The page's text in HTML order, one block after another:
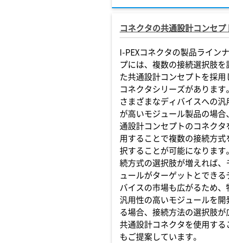
コネクタの共通設計コンセプ
I-PEXコネクタの製品ライン
プには、複数の接続選択肢を
た共通設計コンセプトを採用
コネクタシリーズがあります
さまざまなディバイスへの汎
が高いモジュール製品の場合
通設計コンセプトのコネクタ
用することで複数の接続方式
択することが可能になります
続方式の選択肢が増えれば、
ュールがターゲットとできる
バイスの市場も広がるため、
汎用性の高いモジュールを開
る場合、接続方法の選択肢が
共通設計コネクタを使用する
もご提案しています。